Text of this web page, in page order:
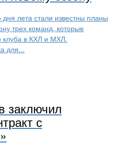
лета стали известны планы
трех команд, которые
в КХЛ и МХЛ.
для...
заключил
с